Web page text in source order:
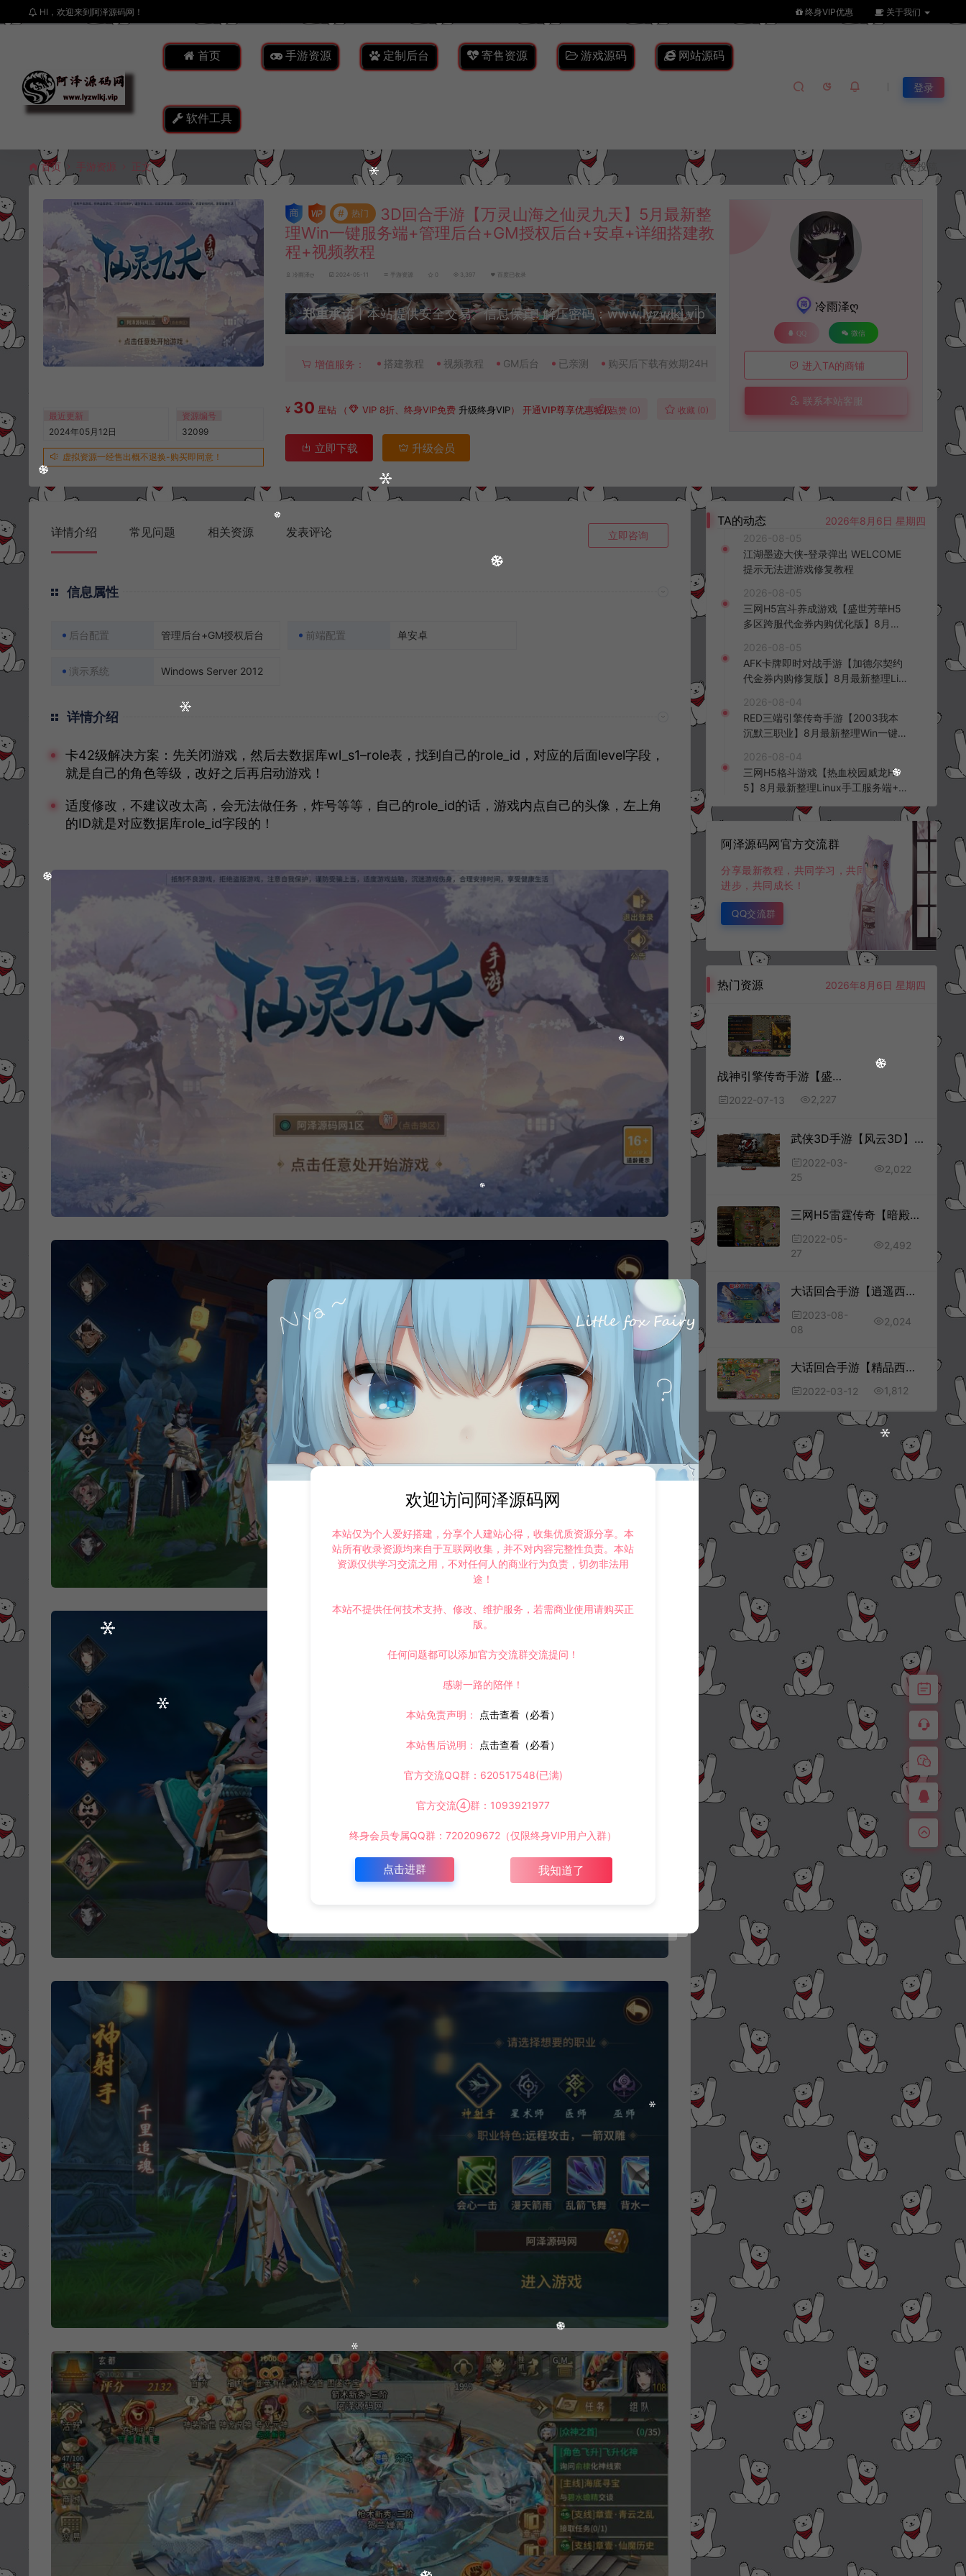
HI，欢迎来到阿泽源码网！ 终身VIP优惠 关于我们
首页 手游资源 定制后台 寄售资源 游戏源码 网站源码
软件工具
登录
首页 手游资源 正文 我要投稿
最近更新
2024年05月12日
资源编号
32099
虚拟资源一经售出概不退换-购买即同意！
# 热门
3D回合手游【万灵山海之仙灵九天】5月最新整
理Win一键服务端+管理后台+GM授权后台+安卓+详细搭建教
程+视频教程
冷雨泽ღ 2024-05-11 手游资源 0 3,397 百度已收录
郑重承诺丨本站提供安全交易、信息保真! 解压密码：www.lyzwlkj.vip
升级会员
增值服务： 搭建教程 视频教程 GM后台 已亲测 购买后下载有效期24H
¥ 30 星钻 （ VIP 8折、终身VIP免费 升级终身VIP）开通VIP尊享优惠特权点赞 (0) 收藏 (0)
立即下载 升级会员
冷雨泽ღ
QQ 微信
进入TA的商铺
联系本站客服
详情介绍 常见问题 相关资源 发表评论 立即咨询
信息属性
后台配置 管理后台+GM授权后台 前端配置 单安卓
演示系统 Windows Server 2012
详情介绍
卡42级解决方案：先关闭游戏，然后去数据库wl_s1–role表，找到自己的role_id，对应的后面level字段，
就是自己的角色等级，改好之后再启动游戏！
适度修改，不建议改太高，会无法做任务，炸号等等，自己的role_id的话，游戏内点自己的头像，左上角
的ID就是对应数据库role_id字段的！
TA的动态
2026年8月6日 星期四
2026-08-05
江湖墨迹大侠-登录弹出 WELCOME
提示无法进游戏修复教程
2026-08-05
三网H5宫斗养成游戏【盛世芳華H5
多区跨服代金券内购优化版】8月最
台+全资源安卓+详细搭建教程+视频
教程
2026-08-05
AFK卡牌即时对战手游【加德尔契约
代金券内购修复版】8月最新整理Lin
K授权后台+安卓苹果双端+详细搭建
教程+视频教程
2026-08-04
RED三端引擎传奇手游【2003我本
沉默三职业】8月最新整理Win一键
2026-08-04
三网H5格斗游戏【热血校园威龙H
5】8月最新整理Linux手工服务端+W
户端+详细搭建教程
阿泽源码网官方交流群
分享最新教程，共同学习，共同
进步，共同成长！
QQ交流群
热门资源 2026年8月6日 星期四
战神引擎传奇手游【盛世雷霆三合一白猪版】7月最新整理Win一键服务端+三大陆+转生+官职+GM充值后台+安卓+详细搭建教程
2022-07-13 2,227
武侠3D手游【风云3D】3月最新整理Linux手工服务端+镜像服务端+GM授权后台+安卓苹果双端
2022-03-
25
2,022
三网H5雷霆传奇【暗殿动态时装版】5月最新整理Linux手工服务端+两个大区+跨服+GM授权后台+动态时装+宠物+背饰+9999转+详细搭建教程
2022-05-
27
2,492
大话回合手游【逍遥西游之繁华西游2】8月最新整理Linux手工服务端+明文资源+管理后台+GM授权后台+安卓苹果双端+详细搭建教程+视频教程
2023-08-
08
2,024
大话回合手游【精品西游之天梯云集】3月最新整理Win半手工服务端+六个大区跨服+天梯+星阵+天赋+孩子+内置后台+安卓苹果双端
2022-03-12 1,812
欢迎访问阿泽源码网
本站仅为个人爱好搭建，分享个人建站心得，收集优质资源分享。本
站所有收录资源均来自于互联网收集，并不对内容完整性负责。本站
资源仅供学习交流之用，不对任何人的商业行为负责，切勿非法用
途！
本站不提供任何技术支持、修改、维护服务，若需商业使用请购买正
版。
任何问题都可以添加官方交流群交流提问！
感谢一路的陪伴！
本站免责声明： 点击查看（必看）
本站售后说明： 点击查看（必看）
官方交流QQ群：620517548(已满)
官方交流④群：1093921977
终身会员专属QQ群：720209672（仅限终身VIP用户入群）
点击进群 我知道了